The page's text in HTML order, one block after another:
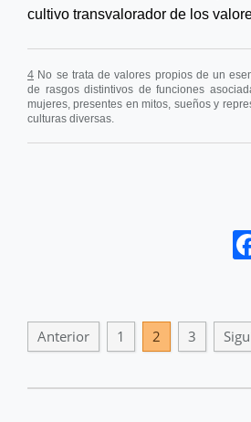
cultivo transvalorador de los
4 No se trata de valores propios de un
de rasgos distintivos de funciones
mujeres, presentes en mitos, sueños y
culturas diversas.
Anterior 1 2 3